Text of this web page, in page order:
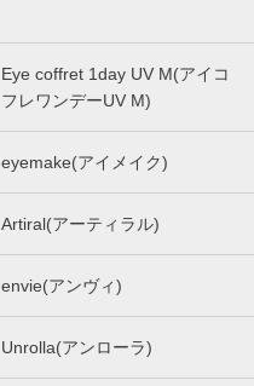
Eye coffret 1day UV M(アイコ
フレワンデーUV M)
eyemake(アイメイク)
Artiral(アーティラル)
envie(アンヴィ)
Unrolla(アンローラ)